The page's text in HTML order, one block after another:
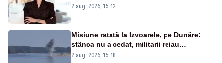
emisiunii „Miza Zilei” la Realitatea PLUS
2 aug. 2026, 15:42
Misiune ratată la Izvoarele, pe Dunăre:
stânca nu a cedat, militarii reiau
detonările luni – VIDEO
2 aug. 2026, 15:48